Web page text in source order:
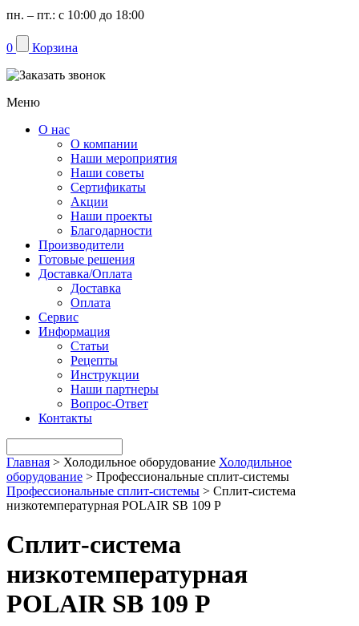
пн. – пт.: с 10:00 до 18:00
0 Корзина
Меню
О нас
О компании
Наши мероприятия
Наши советы
Сертификаты
Акции
Наши проекты
Благодарности
Производители
Готовые решения
Доставка/Оплата
Доставка
Оплата
Сервис
Информация
Статьи
Рецепты
Инструкции
Наши партнеры
Вопрос-Ответ
Контакты
Главная > Холодильное оборудование Холодильное
оборудование > Профессиональные сплит-системы
Профессиональные сплит-системы > Сплит-система
низкотемпературная POLAIR SB 109 P
Сплит-система
низкотемпературная
POLAIR SB 109 P